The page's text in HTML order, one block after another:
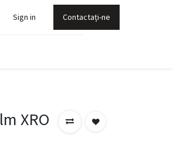
Sign in Contactați-ne
XRO